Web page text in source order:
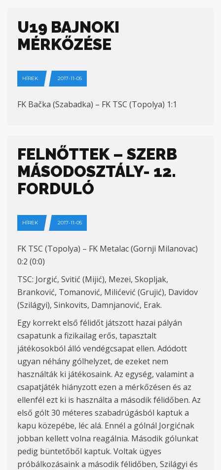
U19 BAJNOKI
MÉRKŐZÉSE
HÍREK 2017-11-05
FK Bačka (Szabadka) – FK TSC (Topolya) 1:1
FELNŐTTEK – SZERB
MÁSODOSZTÁLY- 12.
FORDULÓ
HÍREK 2017-11-05
FK TSC (Topolya) – FK Metalac (Gornji Milanovac)
0:2 (0:0)
TSC: Jorgić, Svitić (Mijić), Mezei, Skopljak,
Branković, Tomanović, Milićević (Grujić), Davidov
(Szilágyi), Sinkovits, Damnjanović, Erak.
Egy korrekt első félidőt játszott hazai pályán
csapatunk a fizikailag erős, tapasztalt
játékosokból álló vendégcsapat ellen. Adódott
ugyan néhány gólhelyzet, de ezeket nem
használták ki játékosaink. Az egység, valamint a
csapatjáték hiányzott ezen a mérkőzésen és az
ellenfél ezt ki is használta a második félidőben. Az
első gólt 30 méteres szabadrúgásból kaptuk a
kapu közepébe, léc alá. Ennél a gólnál Jorgićnak
jobban kellett volna reagálnia. Második gólunkat
pedig büntetőből kaptuk. Voltak ügyes
próbálkozásaink a második félidőben, Szilágyi és